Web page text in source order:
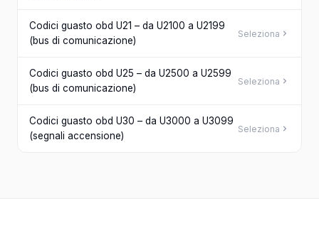
Codici guasto obd U21 – da U2100 a U2199
(bus di comunicazione)
Seleziona
Codici guasto obd U25 – da U2500 a U2599
(bus di comunicazione)
Seleziona
Codici guasto obd U30 – da U3000 a U3099
(segnali accensione)
Seleziona